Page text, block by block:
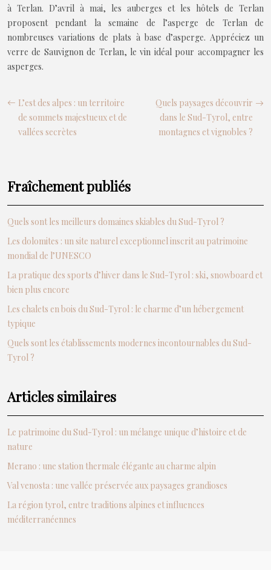
à Terlan. D’avril à mai, les auberges et les hôtels de Terlan
proposent pendant la semaine de l’asperge de Terlan de
nombreuses variations de plats à base d’asperge. Appréciez un
verre de Sauvignon de Terlan, le vin idéal pour accompagner les
asperges.
L’est des alpes : un territoire
de sommets majestueux et de
vallées secrètes
Quels paysages découvrir
dans le Sud-Tyrol, entre
montagnes et vignobles ?
Fraîchement publiés
Quels sont les meilleurs domaines skiables du Sud-Tyrol ?
Les dolomites : un site naturel exceptionnel inscrit au patrimoine
mondial de l’UNESCO
La pratique des sports d’hiver dans le Sud-Tyrol : ski, snowboard et
bien plus encore
Les chalets en bois du Sud-Tyrol : le charme d’un hébergement
typique
Quels sont les établissements modernes incontournables du Sud-
Tyrol ?
Articles similaires
Le patrimoine du Sud-Tyrol : un mélange unique d’histoire et de
nature
Merano : une station thermale élégante au charme alpin
Val venosta : une vallée préservée aux paysages grandioses
La région tyrol, entre traditions alpines et influences
méditerranéennes